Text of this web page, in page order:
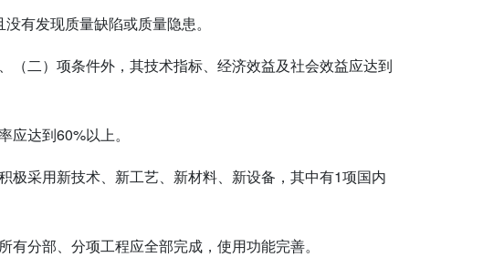
有发现质量缺陷或质量隐患。
（二）项条件外，其技术指标、经济效益及社会效益应达到
应达到60%以上。
极采用新技术、新工艺、新材料、新设备，其中有1项国内
有分部、分项工程应全部完成，使用功能完善。